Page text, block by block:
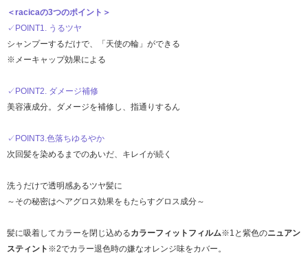
＜racicaの3つのポイント＞
✓POINT1. うるツヤ
シャンプーするだけで、「天使の輪」ができる
※メーキャップ効果による
✓POINT2. ダメージ補修
美容液成分。ダメージを補修し、指通りするん
✓POINT3.色落ちゆるやか
次回髪を染めるまでのあいだ、キレイが続く
洗うだけで透明感あるツヤ髪に
～その秘密はヘアグロス効果をもたらすグロス成分～
髪に吸着してカラーを閉じ込めるカラーフィットフィルム※1と紫色のニュアン
スティント ※2でカラー退色時の嫌なオレンジ味をカバー。